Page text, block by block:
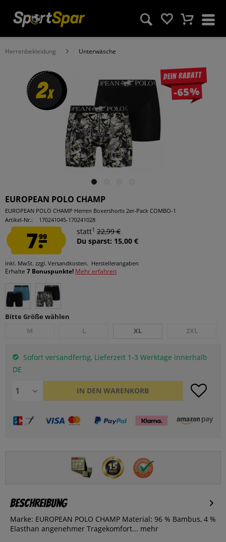
Herrenbekleidung Unterwäsche
Dein Rabatt
-65%
2x
EUROPEAN POLO CHAMP
EUROPEAN POLO CHAMP Herren Boxershorts 2er-Pack COMBO-1
Artikel-Nr.:
170241045-170241028
7.99
statt1 22,99 €
Du sparst: 15,00 €
inkl. MwSt. zzgl. Versandkosten. Herstellerangaben
Erhalte 7 Bonuspunkte! Mehr erfahren
Bitte Größe wählen
M
L XL 2XL
Sofort versandfertig, Lieferzeit 1-3 Werktage innerhalb
DE
IN DEN WARENKORB
Beschreibung
Marke: EUROPEAN POLO CHAMP Material: 96 % Bambus, 4 %
Elasthan angenehmer Tragekomfort... mehr